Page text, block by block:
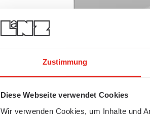
Zustimmung
Diese Webseite verwendet Cookies
Wir verwenden Cookies, um Inhalte und